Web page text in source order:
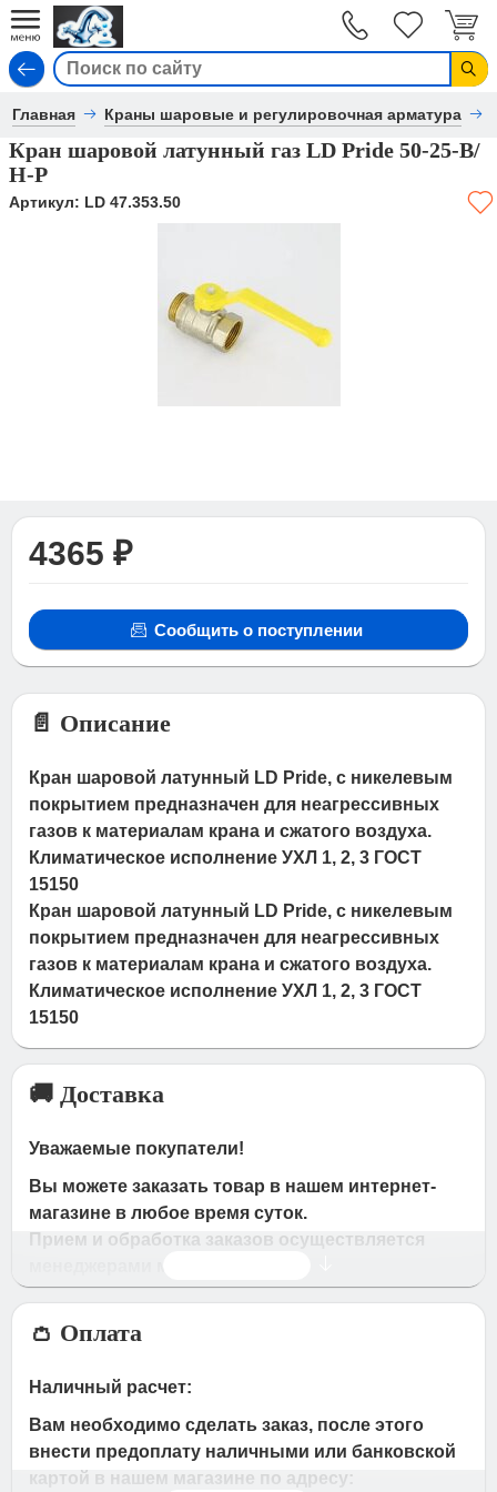
Главная Краны шаровые и регулировочная арматура
Кран шаровой латунный газ LD Pride 50-25-В/
Н-Р
Артикул: LD 47.353.50
4365 ₽
Сообщить о поступлении
📄 Описание
Кран шаровой латунный LD Pride, с никелевым
покрытием предназначен для неагрессивных
газов к материалам крана и сжатого воздуха.
Климатическое исполнение УХЛ 1, 2, 3 ГОСТ
15150
Кран шаровой латунный LD Pride, с никелевым
покрытием предназначен для неагрессивных
газов к материалам крана и сжатого воздуха.
Климатическое исполнение УХЛ 1, 2, 3 ГОСТ
15150
🚚 Доставка
Уважаемые покупатели!
Вы можете заказать товар в нашем интернет-
магазине в любое время суток.
Прием и обработка заказов осуществляется
Время работы магазина:
с 09:00 дo 19:00
часа с Вами свяжется наш менеджер для
подтверждения и уточнения заказа.
👛 Оплата
Наличный расчет:
Вам необходимо сделать заказ, после этого
внести предоплату наличными или банковской
картой в нашем магазине по адресу: